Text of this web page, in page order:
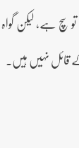
سچ ہے، لیکن
نہیں ہیں۔